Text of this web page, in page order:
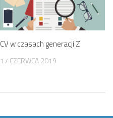
CV w czasach generacji Z
17 CZERWCA 2019